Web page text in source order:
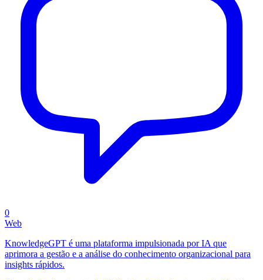
0
Web
KnowledgeGPT é uma plataforma impulsionada por IA que
aprimora a gestão e a análise do conhecimento organizacional para
insights rápidos.